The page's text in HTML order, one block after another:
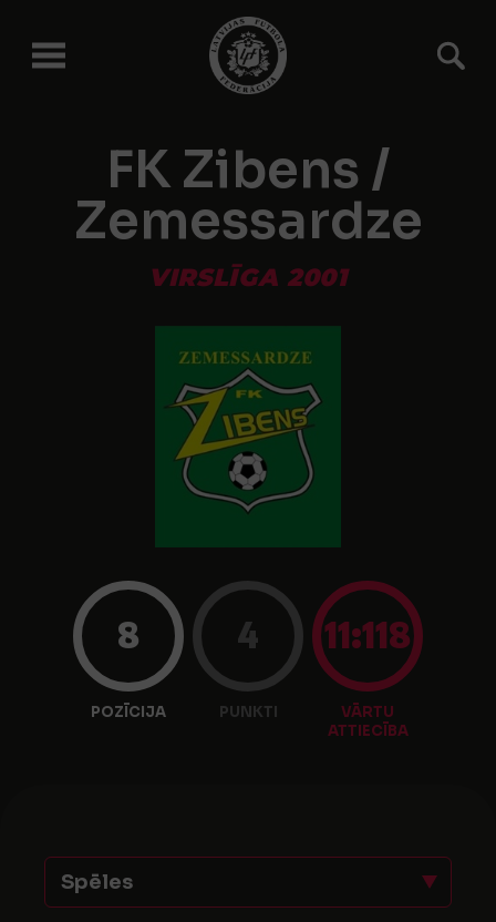
FK Zibens /
Zemessardze
VIRSLĪGA 2001
8
POZĪCIJA
4
PUNKTI
11:118
VĀRTU
ATTIECĪBA
Spēles